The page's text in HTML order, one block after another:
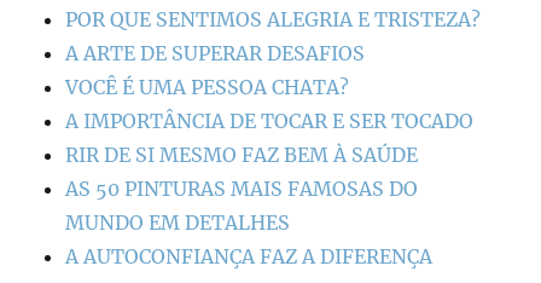
POR QUE SENTIMOS ALEGRIA E TRISTEZA?
A ARTE DE SUPERAR DESAFIOS
VOCÊ É UMA PESSOA CHATA?
A IMPORTÂNCIA DE TOCAR E SER TOCADO
RIR DE SI MESMO FAZ BEM À SAÚDE
AS 50 PINTURAS MAIS FAMOSAS DO
MUNDO EM DETALHES
A AUTOCONFIANÇA FAZ A DIFERENÇA